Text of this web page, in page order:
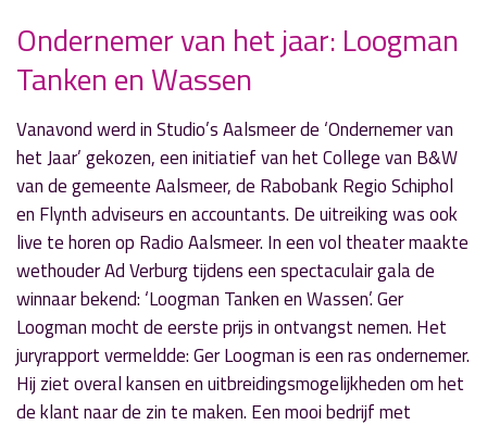
« Vorig nieuwsbericht
Controleer platte daken regelmatig
16 november 2016
» Volgend nieuwsbericht
Waterwolftunnel dicht
18 november 2016
Ondernemer van het jaar: Loogman
Tanken en Wassen
Vanavond werd in Studio’s Aalsmeer de ‘Ondernemer van
het Jaar’ gekozen, een initiatief van het College van B&W
van de gemeente Aalsmeer, de Rabobank Regio Schiphol
en Flynth adviseurs en accountants. De uitreiking was ook
live te horen op Radio Aalsmeer. In een vol theater maakte
wethouder Ad Verburg tijdens een spectaculair gala de
winnaar bekend: ‘Loogman Tanken en Wassen’. Ger
Loogman mocht de eerste prijs in ontvangst nemen. Het
juryrapport vermeldde: Ger Loogman is een ras ondernemer.
Hij ziet overal kansen en uitbreidingsmogelijkheden om het
de klant naar de zin te maken. Een mooi bedrijf met